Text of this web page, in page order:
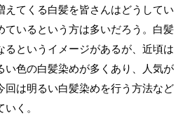
えてくる白髪を皆さんはどうしてい
ているという方は多いだろう。白髪
るというイメージがあるが、近頃は
い色の白髪染めが多くあり、人気が
回は明るい白髪染めを行う方法など
く。